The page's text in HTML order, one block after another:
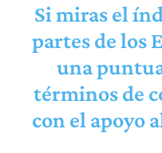
Si miras el
partes de los
una
términos de
con el apoyo